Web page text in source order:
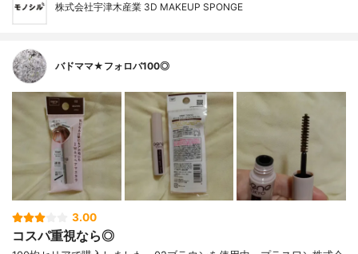
株式会社宇津木産業 3D MAKEUP SPONGE
バドママ★フォロバ100◎
3.00
コスパ重視なら◎